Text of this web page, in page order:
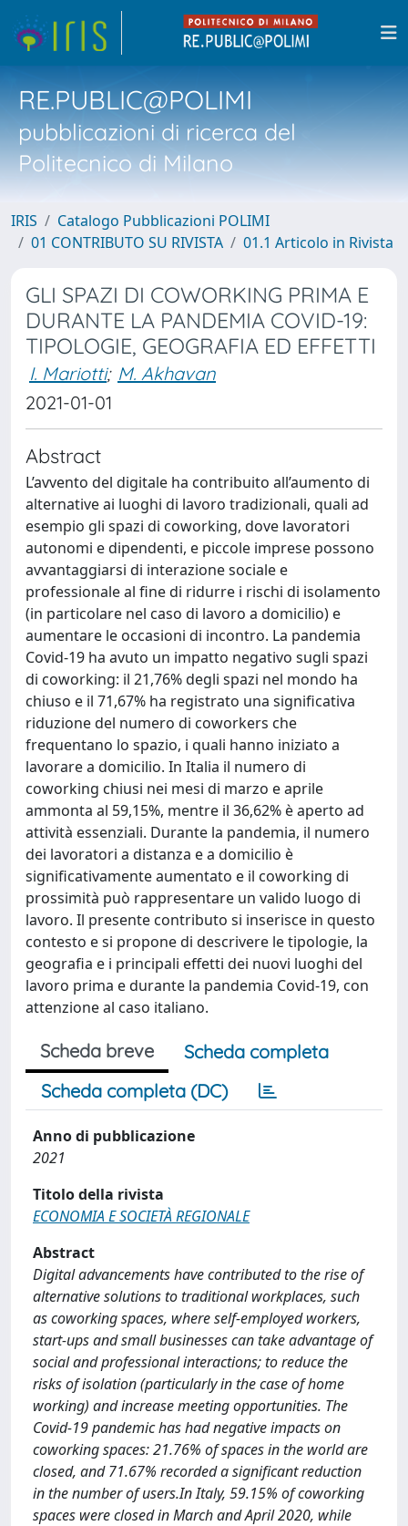
RE.PUBLIC@POLIMI
pubblicazioni di ricerca del
Politecnico di Milano
IRIS
Catalogo Pubblicazioni POLIMI
01 CONTRIBUTO SU RIVISTA
01.1 Articolo in Rivista
GLI SPAZI DI COWORKING PRIMA E
DURANTE LA PANDEMIA COVID-19:
TIPOLOGIE, GEOGRAFIA ED EFFETTI
I. Mariotti; M. Akhavan
2021-01-01
Abstract
L’avvento del digitale ha contribuito all’aumento di
alternative ai luoghi di lavoro tradizionali, quali ad
esempio gli spazi di coworking, dove lavoratori
autonomi e dipendenti, e piccole imprese possono
avvantaggiarsi di interazione sociale e
professionale al fine di ridurre i rischi di isolamento
(in particolare nel caso di lavoro a domicilio) e
aumentare le occasioni di incontro. La pandemia
Covid-19 ha avuto un impatto negativo sugli spazi
di coworking: il 21,76% degli spazi nel mondo ha
chiuso e il 71,67% ha registrato una significativa
riduzione del numero di coworkers che
frequentano lo spazio, i quali hanno iniziato a
lavorare a domicilio. In Italia il numero di
coworking chiusi nei mesi di marzo e aprile
ammonta al 59,15%, mentre il 36,62% è aperto ad
attività essenziali. Durante la pandemia, il numero
dei lavoratori a distanza e a domicilio è
significativamente aumentato e il coworking di
prossimità può rappresentare un valido luogo di
lavoro. Il presente contributo si inserisce in questo
contesto e si propone di descrivere le tipologie, la
geografia e i principali effetti dei nuovi luoghi del
lavoro prima e durante la pandemia Covid-19, con
attenzione al caso italiano.
Scheda breve
Scheda completa
Scheda completa (DC)
Anno di pubblicazione
2021
Titolo della rivista
ECONOMIA E SOCIETÀ REGIONALE
Abstract
Digital advancements have contributed to the rise of
alternative solutions to traditional workplaces, such
as coworking spaces, where self-employed workers,
start-ups and small businesses can take advantage of
social and professional interactions; to reduce the
risks of isolation (particularly in the case of home
working) and increase meeting opportunities. The
Covid-19 pandemic has had negative impacts on
coworking spaces: 21.76% of spaces in the world are
closed, and 71.67% recorded a significant reduction
in the number of users.In Italy, 59.15% of coworking
spaces were closed in March and April 2020, while